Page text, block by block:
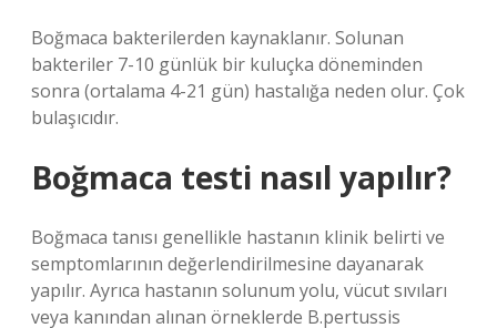
Boğmaca bakterilerden kaynaklanır. Solunan
bakteriler 7-10 günlük bir kuluçka döneminden
sonra (ortalama 4-21 gün) hastalığa neden olur. Çok
bulaşıcıdır.
Boğmaca testi nasıl yapılır?
Boğmaca tanısı genellikle hastanın klinik belirti ve
semptomlarının değerlendirilmesine dayanarak
yapılır. Ayrıca hastanın solunum yolu, vücut sıvıları
veya kanından alınan örneklerde B.pertussis